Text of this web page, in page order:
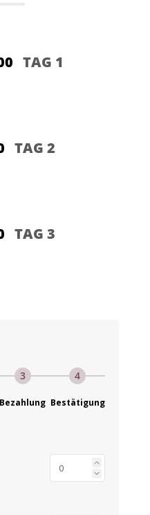
TAG 1
TAG 2
TAG 3
3
Bezahlung
4
Bestätigung